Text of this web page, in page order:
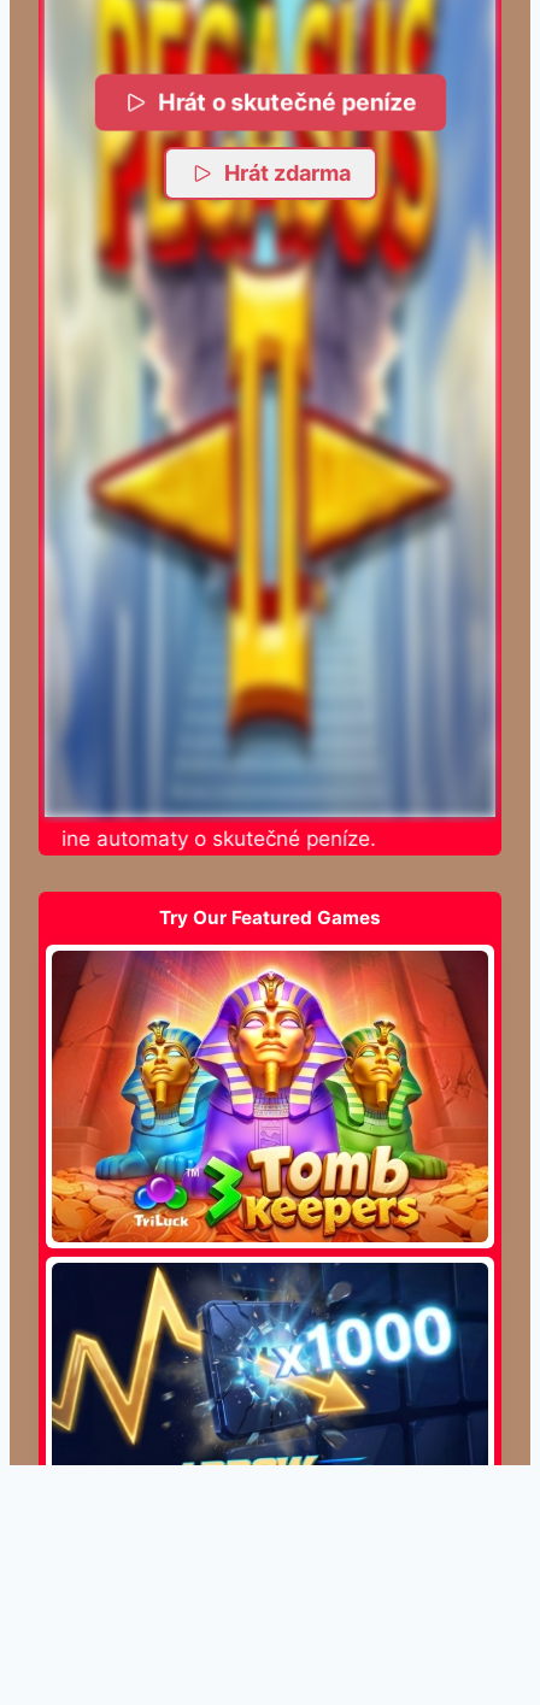
Hrát o skutečné peníze
Hrát zdarma
automaty o skutečné peníze.
Try Our Featured Games